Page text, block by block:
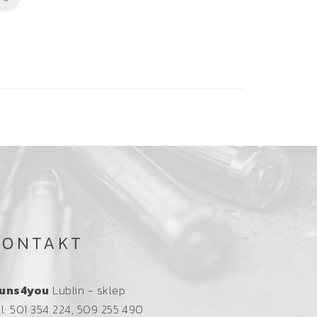
Lublin - sklep
501 354 224, 509 255 490